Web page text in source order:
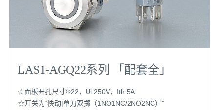
LAS1-AGQ22系列 「配套全」
☆面板开孔尺寸Φ22，Ui:250V，Ith:5A
☆开关为“快动|单刀双掷（1NO1NC/2NO2NC）”